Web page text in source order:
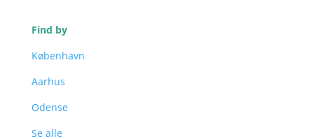
Find by
København
Aarhus
Odense
Se alle